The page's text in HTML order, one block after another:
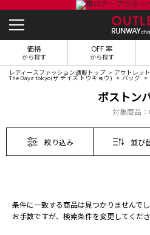
価格
から探す
OFF 率
から探す
レディースファッション通販トップ アウトレッ
The Dayz tokyo(ザ デイズ トウキョウ) バッグ
ボストン
対象商品：
絞り込み 並び
条件に一致する商品は見つかりませんでし
お手数ですが、検索条件を変更してくださ